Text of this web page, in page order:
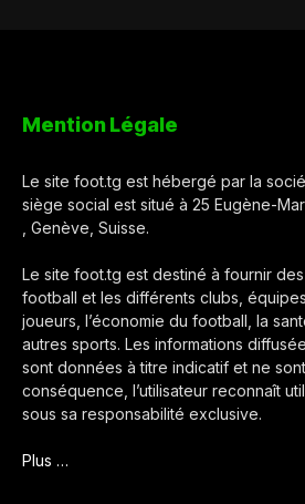
Mention Légale
Le site foot.tg est hébergé par la
siège social est situé à 25 Eugène-
, Genève, Suisse.
Le site foot.tg est destiné à fournir
football et les différents clubs,
joueurs, l’économie du football, la
autres sports. Les informations
sont données à titre indicatif et ne
conséquence, l’utilisateur reconnaît
sous sa responsabilité exclusive.
Plus …